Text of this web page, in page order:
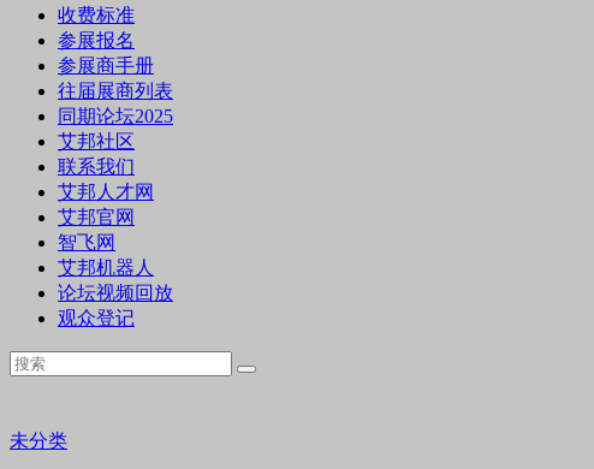
收费标准
参展报名
参展商手册
往届展商列表
同期论坛2025
艾邦社区
联系我们
艾邦人才网
艾邦官网
智飞网
艾邦机器人
论坛视频回放
观众登记
未分类